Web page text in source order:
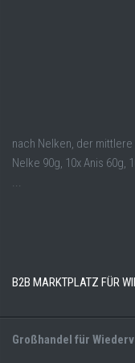
nach Nelken, der
Nelke 90g, 10x Anis 60g,
...
B2B MARKTPLATZ FÜR
Großhandel für